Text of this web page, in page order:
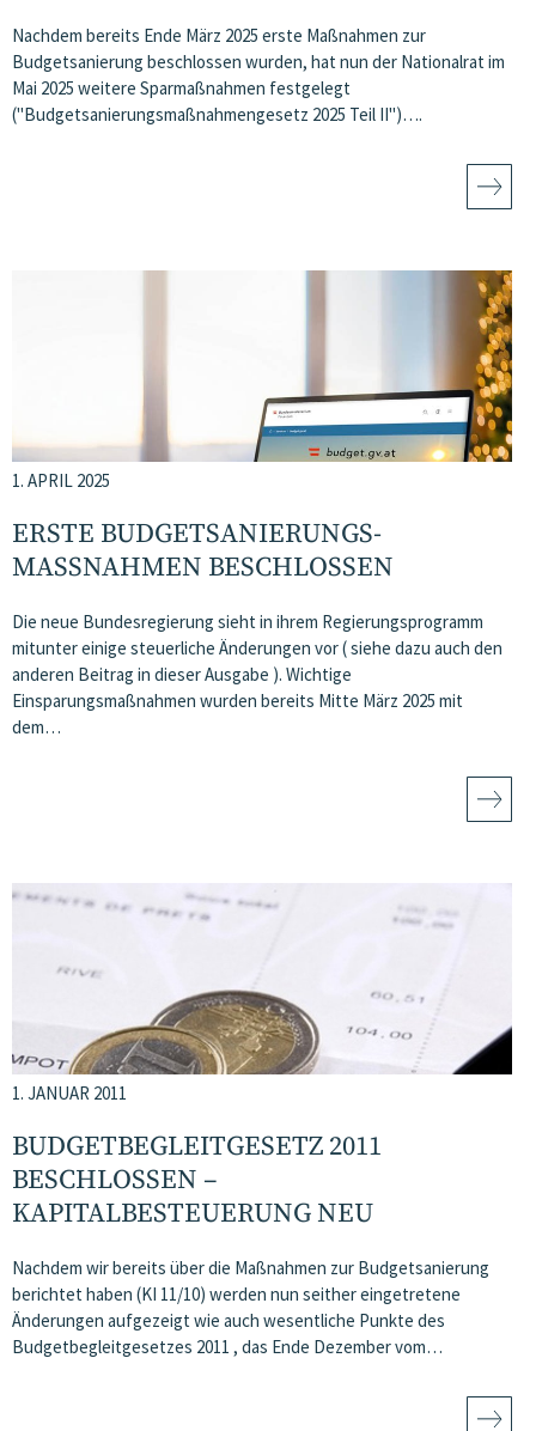
Nachdem bereits Ende März 2025 erste Maßnahmen zur
Budgetsanierung beschlossen wurden, hat nun der Nationalrat im
Mai 2025 weitere Sparmaßnahmen festgelegt
("Budgetsanierungsmaßnahmengesetz 2025 Teil II")….
1. APRIL 2025
ERSTE BUDGETSANIERUNGS­
MASSNAHMEN BESCHLOSSEN
Die neue Bundesregierung sieht in ihrem Regierungsprogramm
mitunter einige steuerliche Änderungen vor ( siehe dazu auch den
anderen Beitrag in dieser Ausgabe ). Wichtige
Einsparungsmaßnahmen wurden bereits Mitte März 2025 mit
dem…
1. JANUAR 2011
BUDGETBEGLEITGESETZ 2011
BESCHLOSSEN –
KAPITALBESTEUERUNG NEU
Nachdem wir bereits über die Maßnahmen zur Budgetsanierung
berichtet haben (KI 11/10) werden nun seither eingetretene
Änderungen aufgezeigt wie auch wesentliche Punkte des
Budgetbegleitgesetzes 2011 , das Ende Dezember vom…